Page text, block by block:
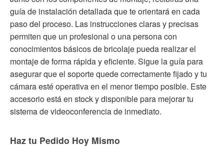
guía de instalación detallada que te orientará en cada
paso del proceso. Las instrucciones claras y precisas
permiten que un profesional o una persona con
conocimientos básicos de bricolaje pueda realizar el
montaje de forma rápida y eficiente. Sigue la guía para
asegurar que el soporte quede correctamente fijado y tu
cámara esté operativa en el menor tiempo posible. Este
accesorio está en stock y disponible para mejorar tu
sistema de videoconferencia de inmediato.
Haz tu Pedido Hoy Mismo